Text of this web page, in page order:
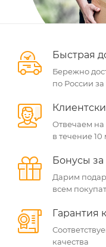
Быстрая
Бережно
по России за
Отвечаем на
в течение 10
Бонусы
Дарим
всем
Гарантия
качества